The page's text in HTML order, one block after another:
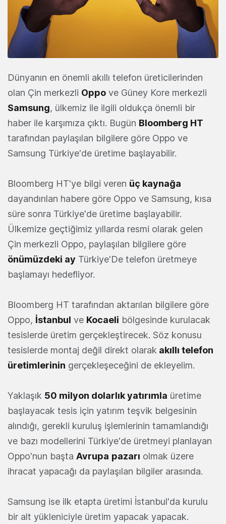
Dünyanın en önemli akıllı telefon üreticilerinden
olan Çin merkezli Oppo ve Güney Kore merkezli
Samsung, ülkemiz ile ilgili oldukça önemli bir
haber ile karşımıza çıktı. Bugün Bloomberg HT
tarafından paylaşılan bilgilere göre Oppo ve
Samsung Türkiye'de üretime başlayabilir.
Bloomberg HT'ye bilgi veren üç kaynağa
dayandırılan habere göre Oppo ve Samsung, kısa
süre sonra Türkiye'de üretime başlayabilir.
Ülkemize geçtiğimiz yıllarda resmi olarak gelen
Çin merkezli Oppo, paylaşılan bilgilere göre
önümüzdeki ay Türkiye'De telefon üretmeye
başlamayı hedefliyor.
Bloomberg HT tarafından aktarılan bilgilere göre
Oppo, İstanbul ve Kocaeli bölgesinde kurulacak
tesislerde üretim gerçekleştirecek. Söz konusu
tesislerde montaj değil direkt olarak akıllı telefon
üretimlerinin gerçekleşeceğini de ekleyelim.
Yaklaşık 50 milyon dolarlık yatırımla üretime
başlayacak tesis için yatırım teşvik belgesinin
alındığı, gerekli kuruluş işlemlerinin tamamlandığı
ve bazı modellerini Türkiye'de üretmeyi planlayan
Oppo'nun başta Avrupa pazarı olmak üzere
ihracat yapacağı da paylaşılan bilgiler arasında.
Samsung ise ilk etapta üretimi İstanbul'da kurulu
bir alt yükleniciyle üretim yapacak yapacak.